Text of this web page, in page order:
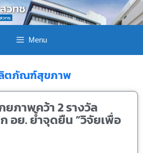
Menu
ตภัณฑ์สุขภาพ
ยภาพคว้า 2 รางวัล
อย. ย้ำจุดยืน “วิจัยเพื่อ